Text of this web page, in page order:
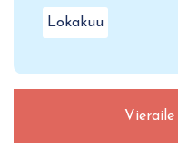
Lokakuu
Vieraile